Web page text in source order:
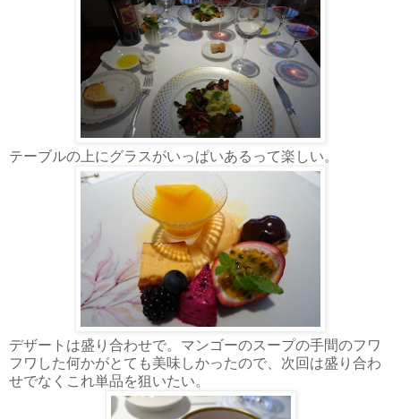
テーブルの上にグラスがいっぱいあるって楽しい。
デザートは盛り合わせで。マンゴーのスープの手間のフワ
フワした何かがとても美味しかったので、次回は盛り合わ
せでなくこれ単品を狙いたい。